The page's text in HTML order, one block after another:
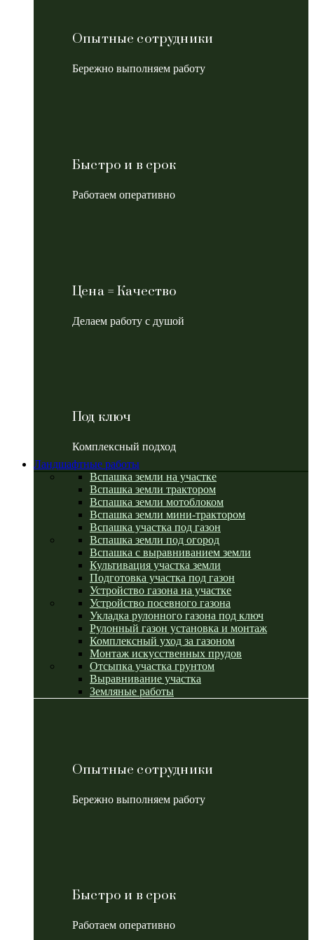
Опытные сотрудники
Бережно выполняем работу
Быстро и в срок
Работаем оперативно
Цена = Качество
Делаем работу с душой
Под ключ
Комплексный подход
Ландшафтные работы
Вспашка земли на участке
Вспашка земли трактором
Вспашка земли мотоблоком
Вспашка земли мини-трактором
Вспашка участка под газон
Вспашка земли под огород
Вспашка с выравниванием земли
Культивация участка земли
Подготовка участка под газон
Устройство газона на участке
Устройство посевного газона
Укладка рулонного газона под ключ
Рулонный газон установка и монтаж
Комплексный уход за газоном
Монтаж искусственных прудов
Отсыпка участка грунтом
Выравнивание участка
Земляные работы
Опытные сотрудники
Бережно выполняем работу
Быстро и в срок
Работаем оперативно